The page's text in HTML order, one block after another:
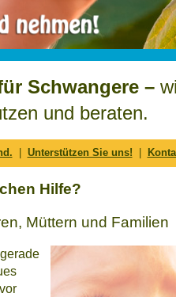
Schwangere –
und beraten.
| Unterstützen Sie uns! |
Hilfe?
Müttern und Familien